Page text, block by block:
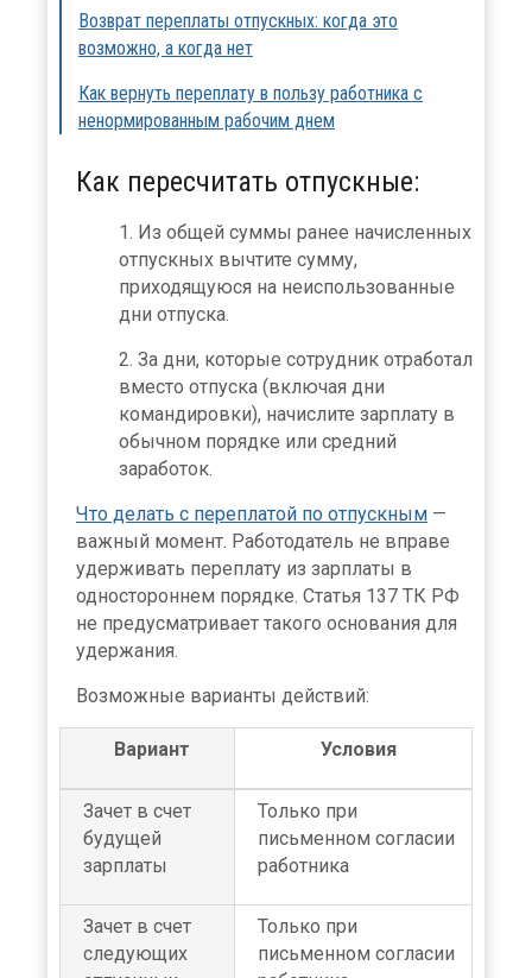
Возврат переплаты отпускных: когда это
возможно, а когда нет
Как вернуть переплату в пользу работника с
ненормированным рабочим днем
Как пересчитать отпускные:
Из общей суммы ранее начисленных
отпускных вычтите сумму,
приходящуюся на неиспользованные
дни отпуска.
За дни, которые сотрудник отработал
вместо отпуска (включая дни
командировки), начислите зарплату в
обычном порядке или средний
заработок.
Что делать с переплатой по отпускным —
важный момент. Работодатель не вправе
удерживать переплату из зарплаты в
одностороннем порядке. Статья 137 ТК РФ
не предусматривает такого основания для
удержания.
Возможные варианты действий:
Вариант Условия
Зачет в счет
будущей
зарплаты
Только при
письменном согласии
работника
Зачет в счет
следующих
Только при
письменном согласии